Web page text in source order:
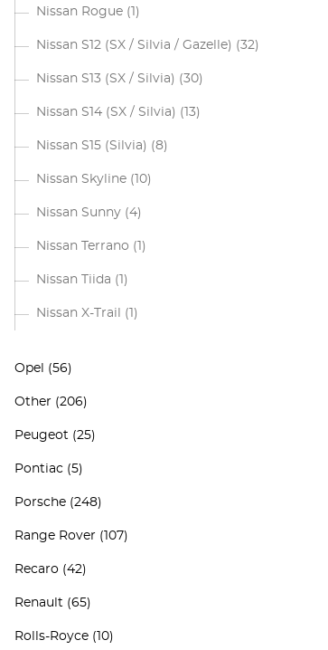
Nissan Rogue (1)
Nissan S12 (SX / Silvia / Gazelle) (32)
Nissan S13 (SX / Silvia) (30)
Nissan S14 (SX / Silvia) (13)
Nissan S15 (Silvia) (8)
Nissan Skyline (10)
Nissan Sunny (4)
Nissan Terrano (1)
Nissan Tiida (1)
Nissan X-Trail (1)
Opel (56)
Other (206)
Peugeot (25)
Pontiac (5)
Porsche (248)
Range Rover (107)
Recaro (42)
Renault (65)
Rolls-Royce (10)